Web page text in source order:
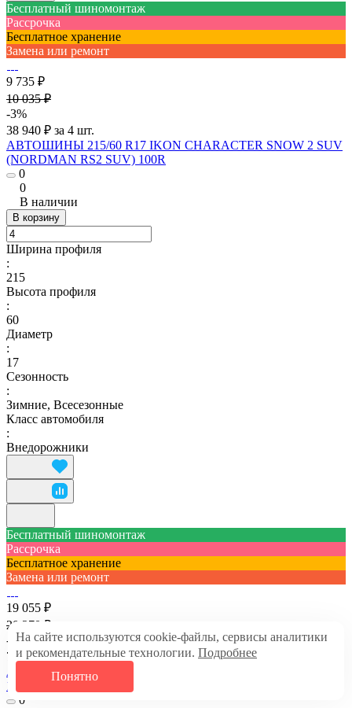
Бесплатный шиномонтаж
Рассрочка
Бесплатное хранение
Замена или ремонт
9 735 ₽
10 035 ₽
-3%
38 940 ₽ за 4 шт.
АВТОШИНЫ 215/60 R17 IKON CHARACTER SNOW 2 SUV
(NORDMAN RS2 SUV) 100R
0
0
В наличии
В корзину
Ширина профиля
:
215
Высота профиля
:
60
Диаметр
:
17
Сезонность
:
Зимние, Всесезонные
Класс автомобиля
:
Внедорожники
Бесплатный шиномонтаж
Рассрочка
Бесплатное хранение
Замена или ремонт
19 055 ₽
20 270 ₽
-6%
76 220 ₽ за 4 шт.
АВТОШИНЫ 215/60 R17 IKON AUTOGRAPH ICE 9 SUV
100T
0
На сайте используются cookie-файлы, сервисы аналитики
и рекомендательные технологии. Подробнее
Понятно